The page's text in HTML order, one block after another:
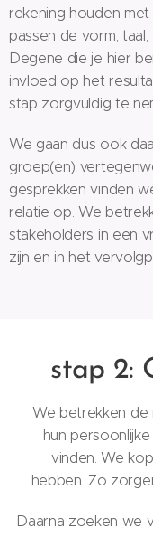
rekening houden
passen de vorm,
Degene die je hier
invloed op het
stap zorgvuldig te
We gaan dus ook
groep(en)
gesprekken vinden
relatie op. We
stakeholders in een
zijn en in het
stap 2:
We betrekken de
hun
vinden. We
hebben. Zo
Daarna zoeken we